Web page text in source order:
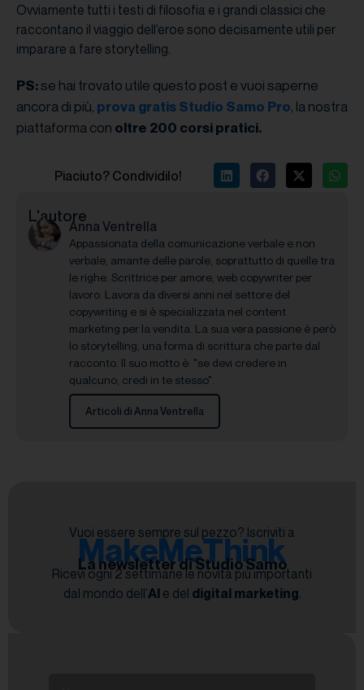
Ovviamente tutti i testi di filosofia e i grandi classici che
raccontano il viaggio dell’eroe sono decisamente utili per
imparare a fare storytelling.
PS:se hai trovato utile questo post e vuoi saperne
ancora di più, prova gratis Studio Samo Pro, la nostra
piattaforma con oltre 200 corsi pratici.
Piaciuto? Condividilo!
L'autore
Anna Ventrella
Appassionata della comunicazione verbale e non
verbale, amante delle parole, soprattutto di quelle tra
le righe. Scrittrice per amore, web copywriter per
lavoro. Lavora da diversi anni nel settore del
copywriting e si è specializzata nel content
marketing per la vendita. La sua vera passione è però
lo storytelling, una forma di scrittura che parte dal
racconto. Il suo motto è: "se devi credere in
qualcuno, credi in te stesso".
Articoli di Anna Ventrella
Vuoi essere sempre sul pezzo? Iscriviti a
MakeMeThink
La newsletter di Studio Samo
Ricevi ogni 2 settimane le novità più importanti
dal mondo dell’AI e del digital marketing.